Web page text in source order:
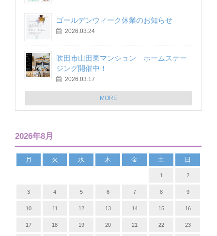
ゴールデンウィーク休業のお知らせ
2026.03.24
吹田市山田東マンション ホームステー
ジング開催中！
2026.03.17
MORE
2026年8月
月 火 水 木 金 土 日
1 2
3 4 5 6 7 8 9
10 11 12 13 14 15 16
17 18 19 20 21 22 23